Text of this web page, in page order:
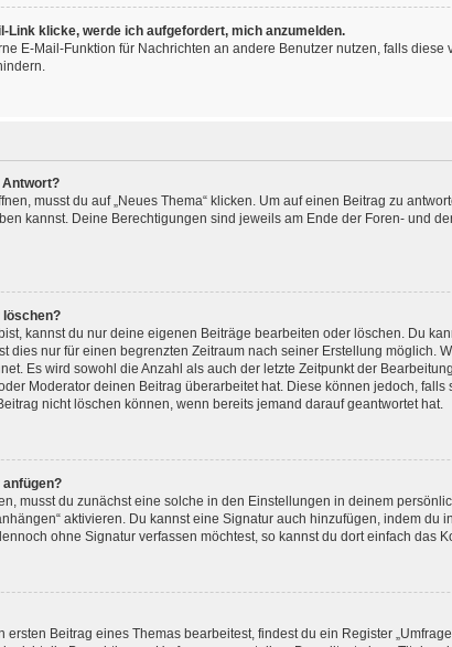
Link klicke, werde ich aufgefordert, mich anzumelden.
E-Mail-Funktion für Nachrichten an andere Benutzer nutzen, falls
Antwort?
musst du auf „Neues Thema“ klicken. Um auf einen Beitrag zu
kannst. Deine Berechtigungen sind jeweils am Ende der Foren- und
löschen?
kannst du nur deine eigenen Beiträge bearbeiten oder löschen. Du
dies nur für einen begrenzten Zeitraum nach seiner Erstellung möglich.
Es wird sowohl die Anzahl als auch der letzte Zeitpunkt der
Moderator deinen Beitrag überarbeitet hat. Diese können jedoch,
nicht löschen können, wenn bereits jemand darauf geantwortet hat.
musst du zunächst eine solche in den Einstellungen in deinem
aktivieren. Du kannst eine Signatur auch hinzufügen, indem
ohne Signatur verfassen möchtest, so kannst du dort einfach das
Beitrag eines Themas bearbeitest, findest du ein Register